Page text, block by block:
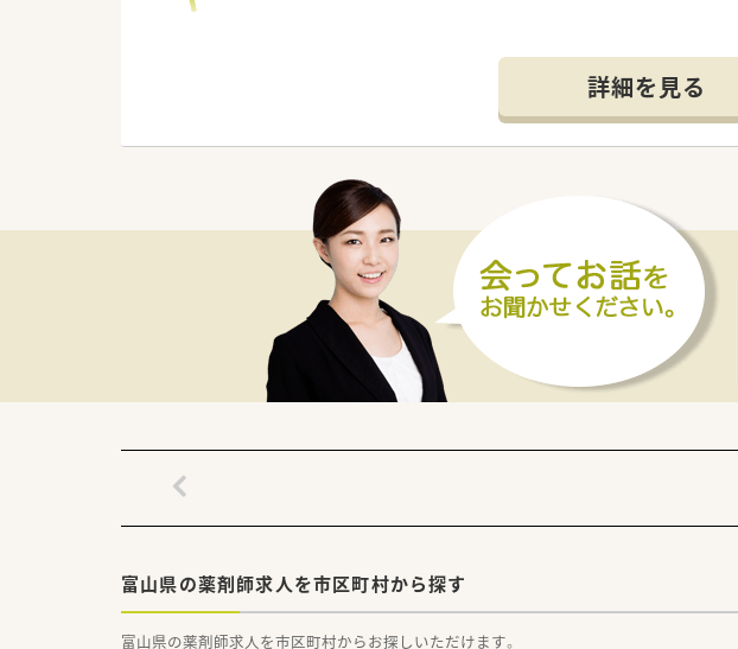
詳細を見る
富山県の薬剤師求人を市区町村から探す
富山県の薬剤師求人を市区町村からお探しいただけます。